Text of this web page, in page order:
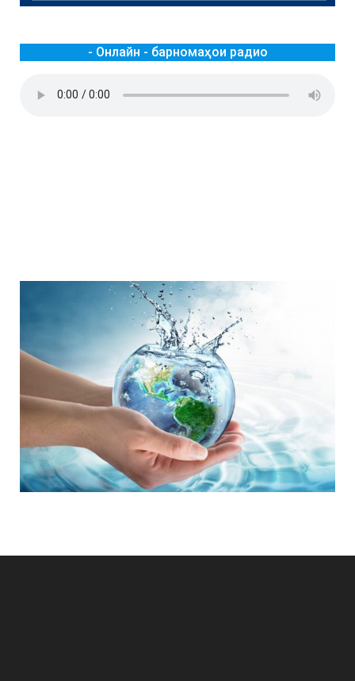
- Онлайн - барномаҳои радио